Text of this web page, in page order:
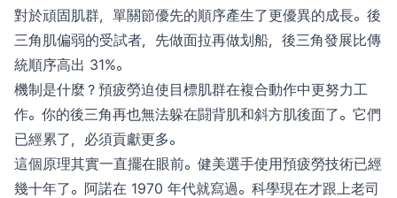
對於頑固肌群，單關節優先的順序產生了更優異的成長。後
三角肌偏弱的受試者，先做面拉再做划船，後三角發展比傳
統順序高出 31%。
機制是什麼？預疲勞迫使目標肌群在複合動作中更努力工
作。你的後三角再也無法躲在闘背肌和斜方肌後面了。它們
已經累了，必須貢獻更多。
這個原理其實一直擺在眼前。健美選手使用預疲勞技術已經
幾十年了。阿諾在 1970 年代就寫過。科學現在才跟上老司